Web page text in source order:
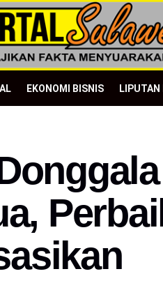
EKONOMI BISNIS LIPUTAN